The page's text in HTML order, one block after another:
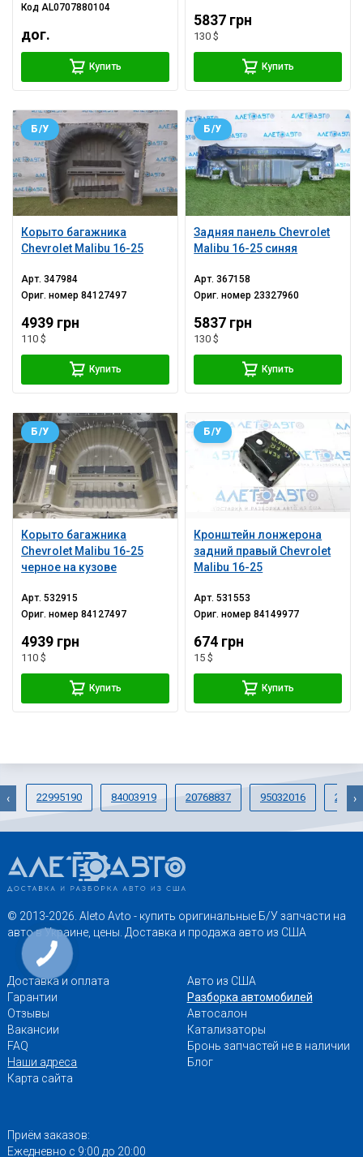
Код AL0707880104
дог.
Купить
5837 грн
130 $
Купить
Корыто багажника
Chevrolet Malibu 16-25
Б/У
Арт.347984
Ориг. номер84127497
4939 грн
110 $
Купить
Задняя панель Chevrolet
Malibu 16-25 синяя
Б/У
Арт.367158
Ориг. номер 23327960
5837 грн
130 $
Купить
Корыто багажника
Chevrolet Malibu 16-25
черное на кузове
Б/У
Арт.532915
Ориг. номер84127497
4939 грн
110 $
Купить
Кронштейн лонжерона
задний правый Chevrolet
Malibu 16-25
Б/У
Арт.531553
Ориг. номер84149977
674 грн
15 $
Купить
22995190 84003919 20768837 95032016
‹ ›
© 2013-2026. Aleto Avto - купить оригинальные Б/У запчасти на
авто в Украине, цены. Доставка и продажа авто из США
Доставка и оплата
Гарантии
Отзывы
Вакансии
FAQ
Наши адреса
Карта сайта
Авто из США
Разборка автомобилей
Автосалон
Катализаторы
Бронь запчастей не в наличии
Блог
Приём заказов:
Ежедневно с 9:00 до 20:00